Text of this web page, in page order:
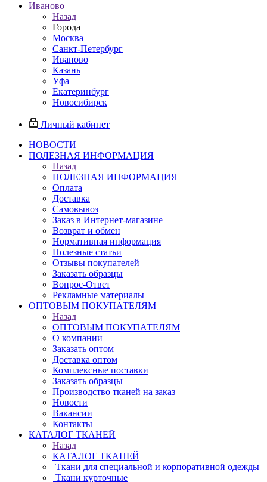
Иваново
Назад
Города
Москва
Санкт-Петербург
Иваново
Казань
Уфа
Екатеринбург
Новосибирск
Личный кабинет
НОВОСТИ
ПОЛЕЗНАЯ ИНФОРМАЦИЯ
Назад
ПОЛЕЗНАЯ ИНФОРМАЦИЯ
Оплата
Доставка
Самовывоз
Заказ в Интернет-магазине
Возврат и обмен
Нормативная информация
Полезные статьи
Отзывы покупателей
Заказать образцы
Вопрос-Ответ
Рекламные материалы
ОПТОВЫМ ПОКУПАТЕЛЯМ
Назад
ОПТОВЫМ ПОКУПАТЕЛЯМ
О компании
Заказать оптом
Доставка оптом
Комплексные поставки
Заказать образцы
Производство тканей на заказ
Новости
Вакансии
Контакты
КАТАЛОГ ТКАНЕЙ
Назад
КАТАЛОГ ТКАНЕЙ
Ткани для специальной и корпоративной одежды
Ткани курточные